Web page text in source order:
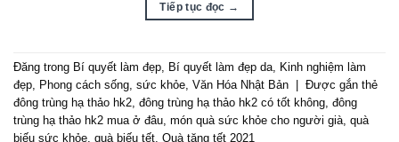
Tiếp tục đọc →
Đăng trong Bí quyết làm đẹp, Bí quyết làm đẹp da, Kinh nghiệm làm
đẹp, Phong cách sống, sức khỏe, Văn Hóa Nhật Bản
Được gắn thẻ
đông trùng hạ thảo hk2, đông trùng hạ thảo hk2 có tốt không, đông
trùng hạ thảo hk2 mua ở đâu, món quà sức khỏe cho người già, quà
biếu sức khỏe, quà biếu tết, Quà tặng tết 2021